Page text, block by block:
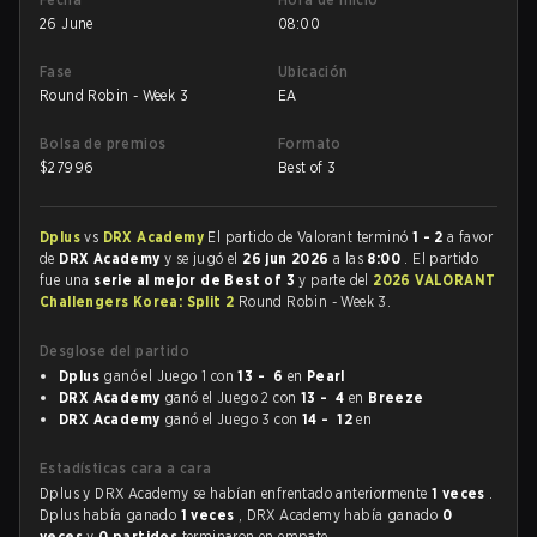
26 June
08:00
Fase
Round Robin - Week 3
Ubicación
EA
Bolsa de premios
$27996
Formato
Best of 3
Dplusvs DRX Academy El partido de Valorant terminó 1 - 2 a favor
de DRX Academyy se jugó el 26 jun 2026a las 8:00 . El partido
fue una serie al mejor de Best of 3y parte del 2026 VALORANT
Challengers Korea: Split 2 Round Robin - Week 3.
Desglose del partido
Dplus ganó el Juego 1 con13 - 6 en Pearl
DRX Academy ganó el Juego 2 con 13 - 4 en Breeze
DRX Academy ganó el Juego 3 con 14 - 12 en
Estadísticas cara a cara
Dplus y DRX Academy se habían enfrentado anteriormente 1 veces .
Dplus había ganado 1 veces , DRX Academy había ganado 0